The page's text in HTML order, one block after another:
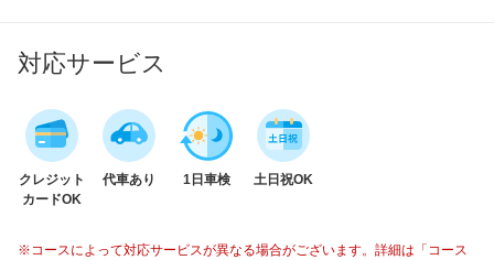
対応サービス
クレジット
カードOK
代車あり 1日車検 土日祝OK
※コースによって対応サービスが異なる場合がございます。詳細は「コース